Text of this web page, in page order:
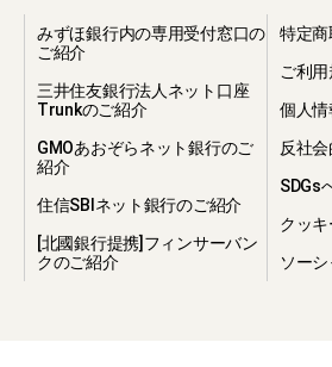
・個人情報に関する守秘
禁止及び事故時の責任分担
締結し、個人情報に関して
の取り扱いが担保されてい
と
4.個人情報
三者への提
みずほ銀行内の専用受付窓口の
ご紹介
三井住友銀行法人ネット口座
Trunkのご紹介
GMOあおぞらネット銀行のご
紹介
住信SBIネット銀行のご紹介
[北國銀行提携]フィンサーバン
クのご紹介
特定
ご利
個人
反社
SDGs
クッ
ソー